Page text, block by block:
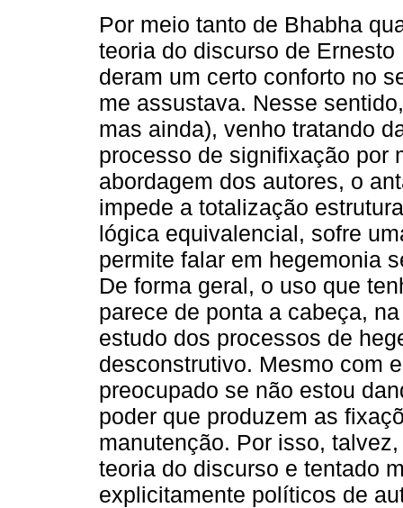
Por meio tanto de Bhabha
teoria do discurso de
deram um certo conforto no
me assustava. Nesse
mas ainda), venho tratando
processo de signifixação por
abordagem dos autores, o
impede a totalização
lógica equivalencial, sofre
permite falar em hegemonia
De forma geral, o uso que
parece de ponta a cabeça,
estudo dos processos de
desconstrutivo. Mesmo com
preocupado se não estou
poder que produzem as
manutenção. Por isso,
teoria do discurso e tentado
explicitamente políticos de